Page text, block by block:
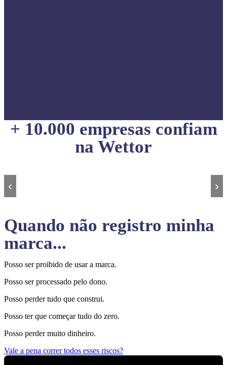
+ 10.000 empresas confiam
na Wettor
‹ ›
Quando não registro minha
marca...
Posso ser proibido de usar a marca.
Posso ser processado pelo dono.
Posso perder tudo que construi.
Posso ter que começar tudo do zero.
Posso perder muito dinheiro.
Vale a pena correr todos esses riscos?